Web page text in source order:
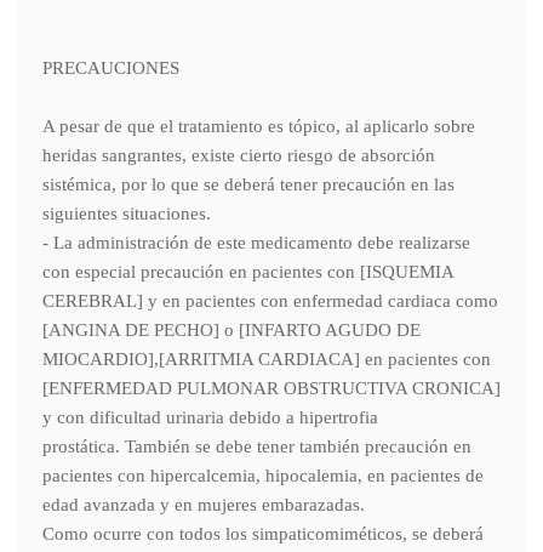
PRECAUCIONES
A pesar de que el tratamiento es tópico, al aplicarlo sobre
heridas sangrantes, existe cierto riesgo de absorción
sistémica, por lo que se deberá tener precaución en las
siguientes situaciones.
- La administración de este medicamento debe realizarse
con especial precaución en pacientes con [ISQUEMIA
CEREBRAL] y en pacientes con enfermedad cardiaca como
[ANGINA DE PECHO] o [INFARTO AGUDO DE
MIOCARDIO],[ARRITMIA CARDIACA] en pacientes con
[ENFERMEDAD PULMONAR OBSTRUCTIVA CRONICA]
y con dificultad urinaria debido a hipertrofia
prostática. También se debe tener también precaución en
pacientes con hipercalcemia, hipocalemia, en pacientes de
edad avanzada y en mujeres embarazadas.
Como ocurre con todos los simpaticomiméticos, se deberá